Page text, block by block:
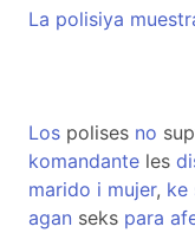
La polisiya
Los polises no
komandante les
marido i mujer, ke
agan seks para